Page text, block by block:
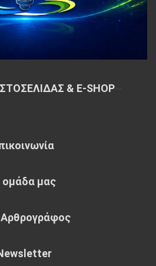
& E-SHOP~
ομάδα μας
Αρθρογράφος